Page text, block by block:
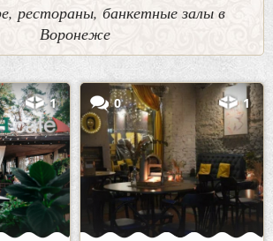
рестораны, банкетные залы в
Воронеже
1 0 1